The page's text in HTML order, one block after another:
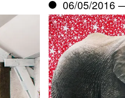
06/05/2016